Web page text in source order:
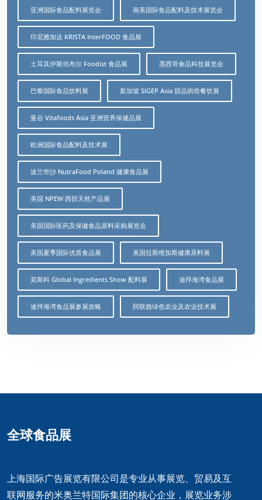
亚洲国际食品配料展览会 南美国际食品配料及技术展览会
印尼雅加达 KRISTA InterFOOD 食品展
土耳其伊斯坦布尔 Foodist 食品展 墨西哥食品科技展览会
巴黎国际食品饮料展 新加坡 SIGEP Asia 甜品烘焙餐饮展
曼谷 Vitafoods Asia 亚洲营养保健品展
欧洲国际食品配料及技术展
波兰华沙 NutraFood Poland 健康食品展
美国 NPEW 西部天然产品展
美国国际医药及保健食品原料采购展览会
美国夏季国际优质食品展 美国拉斯维加斯健康原料展
莫斯科 Global Ingredients Show 配料展 迪拜海湾食品展
迪拜海湾食品展参展攻略 阿联酋绿色农业及农业技术展
全球食品展
上海国际广告展览有限公司是专业从事展览、贸易及互
联网服务的米奥兰特国际集团的核心企业，展览业务涉